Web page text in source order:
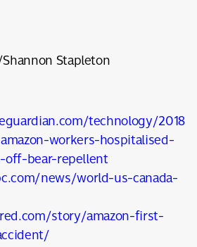
Stapleton
technology/2018
workers-hospitalised-
bear-repellent
news/world-us-canada-
story/amazon-first-